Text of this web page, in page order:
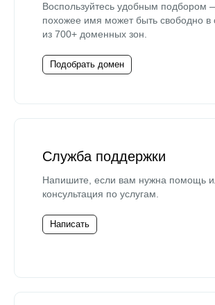
Воспользуйтесь удобным подбором
похожее имя может быть свободно в
из 700+ доменных зон.
Подобрать домен
Служба поддержки
Напишите, если вам нужна помощь
консультация по услугам.
Написать